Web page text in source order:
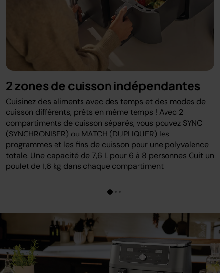
2 zones de cuisson indépendantes
Cuisinez des aliments avec des temps et des modes de
cuisson différents, prêts en même temps ! Avec 2
compartiments de cuisson séparés, vous pouvez SYNC
(SYNCHRONISER) ou MATCH (DUPLIQUER) les
programmes et les fins de cuisson pour une polyvalence
totale. Une capacité de 7,6 L pour 6 à 8 personnes Cuit un
poulet de 1,6 kg dans chaque compartiment